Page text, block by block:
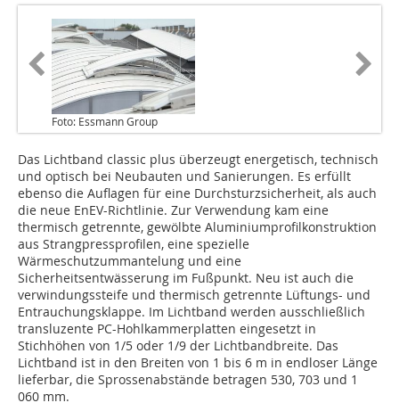
Foto: Essmann Group
Das Lichtband classic plus überzeugt energetisch, technisch
und optisch bei Neubauten und Sanierungen. Es erfüllt
ebenso die Auflagen für eine Durchsturzsicherheit, als auch
die neue EnEV-Richtlinie. Zur Verwendung kam eine
thermisch getrennte, gewölbte Aluminiumprofilkonstruktion
aus Strangpressprofilen, eine spezielle
Wärmeschutzummantelung und eine
Sicherheitsentwässerung im Fußpunkt. Neu ist auch die
verwindungssteife und thermisch getrennte Lüftungs- und
Entrauchungsklappe. Im Lichtband werden ausschließlich
transluzente PC-Hohlkammerplatten eingesetzt in
Stichhöhen von 1/5 oder 1/9 der Lichtbandbreite. Das
Lichtband ist in den Breiten von 1 bis 6 m in endloser Länge
lieferbar, die Sprossenabstände betragen 530, 703 und 1
060 mm.